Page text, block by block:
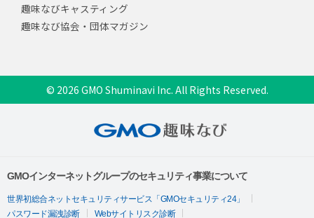
趣味なびキャスティング
趣味なび協会・団体マガジン
© 2026 GMO Shuminavi Inc. All Rights Reserved.